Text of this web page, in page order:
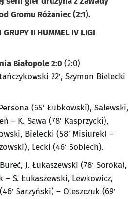
Gromu Różaniec (2:1).
II HUMMEL IV LIGI
Białopole 2:0(2:0)
22′, Szymon Bielecki
(65′ Łubkowski), Salewski,
– K. Sawa (78′ Kasprzycki),
Bielecki (58′ Misiurek) –
Lecki (46′ Sobiech).
J. Łukaszewski (78′ Soroka),
– S. Łukaszewski, Lewkowicz,
Sarzyński) – Oleszczuk (69′